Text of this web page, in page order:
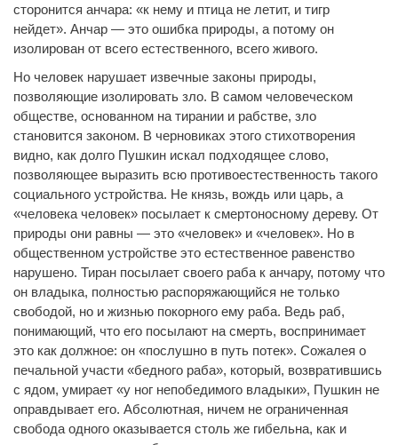
сторонится анчара: «к нему и птица не летит, и тигр
нейдет». Анчар — это ошибка природы, а потому он
изолирован от всего естественного, всего живого.
Но человек нарушает извечные законы природы,
позволяющие изолировать зло. В самом человеческом
обществе, основанном на тирании и рабстве, зло
становится законом. В черновиках этого стихотворения
видно, как долго Пушкин искал подходящее слово,
позволяющее выразить всю противоестественность такого
социального устройства. Не князь, вождь или царь, а
«человека человек» посылает к смертоносному дереву. От
природы они равны — это «человек» и «человек». Но в
общественном устройстве это естественное равенство
нарушено. Тиран посылает своего раба к анчару, потому что
он владыка, полностью распоряжающийся не только
свободой, но и жизнью покорного ему раба. Ведь раб,
понимающий, что его посылают на смерть, воспринимает
это как должное: он «послушно в путь потек». Сожалея о
печальной участи «бедного раба», который, возвратившись
с ядом, умирает «у ног непобедимого владыки», Пушкин не
оправдывает его. Абсолютная, ничем не ограниченная
свобода одного оказывается столь же гибельна, как и